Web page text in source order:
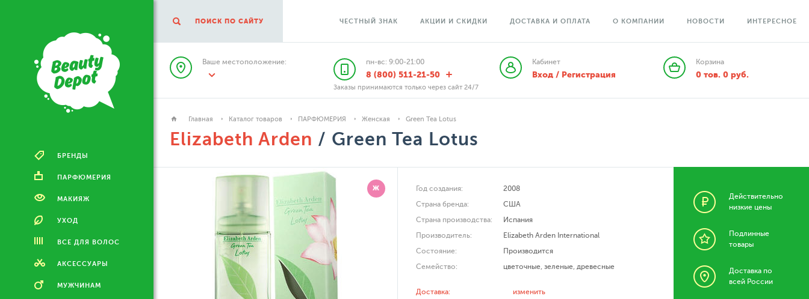
БРЕНДЫ
ПАРФЮМЕРИЯ
МАКИЯЖ
УХОД
ВСЕ ДЛЯ ВОЛОС
АКСЕССУАРЫ
МУЖЧИНАМ
ПОИСК ПО САЙТУ ЧЕСТНЫЙ ЗНАК АКЦИИ И СКИДКИ ДОСТАВКА И ОПЛАТА О КОМПАНИИ НОВОСТИ ИНТЕРЕСНОЕ
Ваше местоположение: пн-вс: 9:00-21:00
8 (800) 511-21-50
Заказы принимаются только через сайт 24/7
Кабинет
Вход / Регистрация
Корзина
0 тов. 0руб.
Главная Каталог товаров ПАРФЮМЕРИЯ Женская Green Tea Lotus
Elizabeth Arden / Green Tea Lotus
Ж Год создания:
2008
Страна бренда:
США
Страна производства:
Испания
Производитель:
Elizabeth Arden International
Состояние:
Производится
Семейство:
цветочные, зеленые, древесные
Доставка:
изменить
Действительно
низкие цены
Подлинные
товары
Доставка по
всей России